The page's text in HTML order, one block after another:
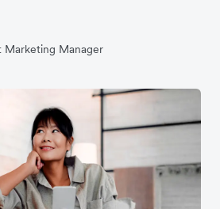
Marketing Manager